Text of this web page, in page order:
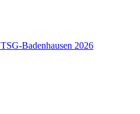
TSG-Badenhausen 2026